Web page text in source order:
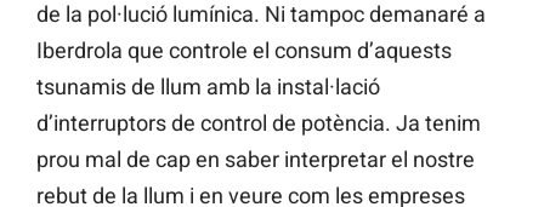
de la pol·lució lumínica. Ni tampoc demanaré a
Iberdrola que controle el consum d’aquests
tsunamis de llum amb la instal·lació
d’interruptors de control de potència. Ja tenim
prou mal de cap en saber interpretar el nostre
rebut de la llum i en veure com les empreses